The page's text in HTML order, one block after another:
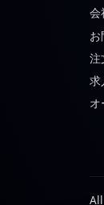
会
お
注
求
オ